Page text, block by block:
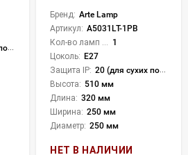
Бренд: Arte Lamp
Артикул: A5031LT-1PB
1
Цоколь: E27
Защита IP: 20 (для сухих пом.)
Высота: 510 мм
Длина: 320 мм
Ширина: 250 мм
Диаметр: 250 мм
НЕТ В НАЛИЧИИ